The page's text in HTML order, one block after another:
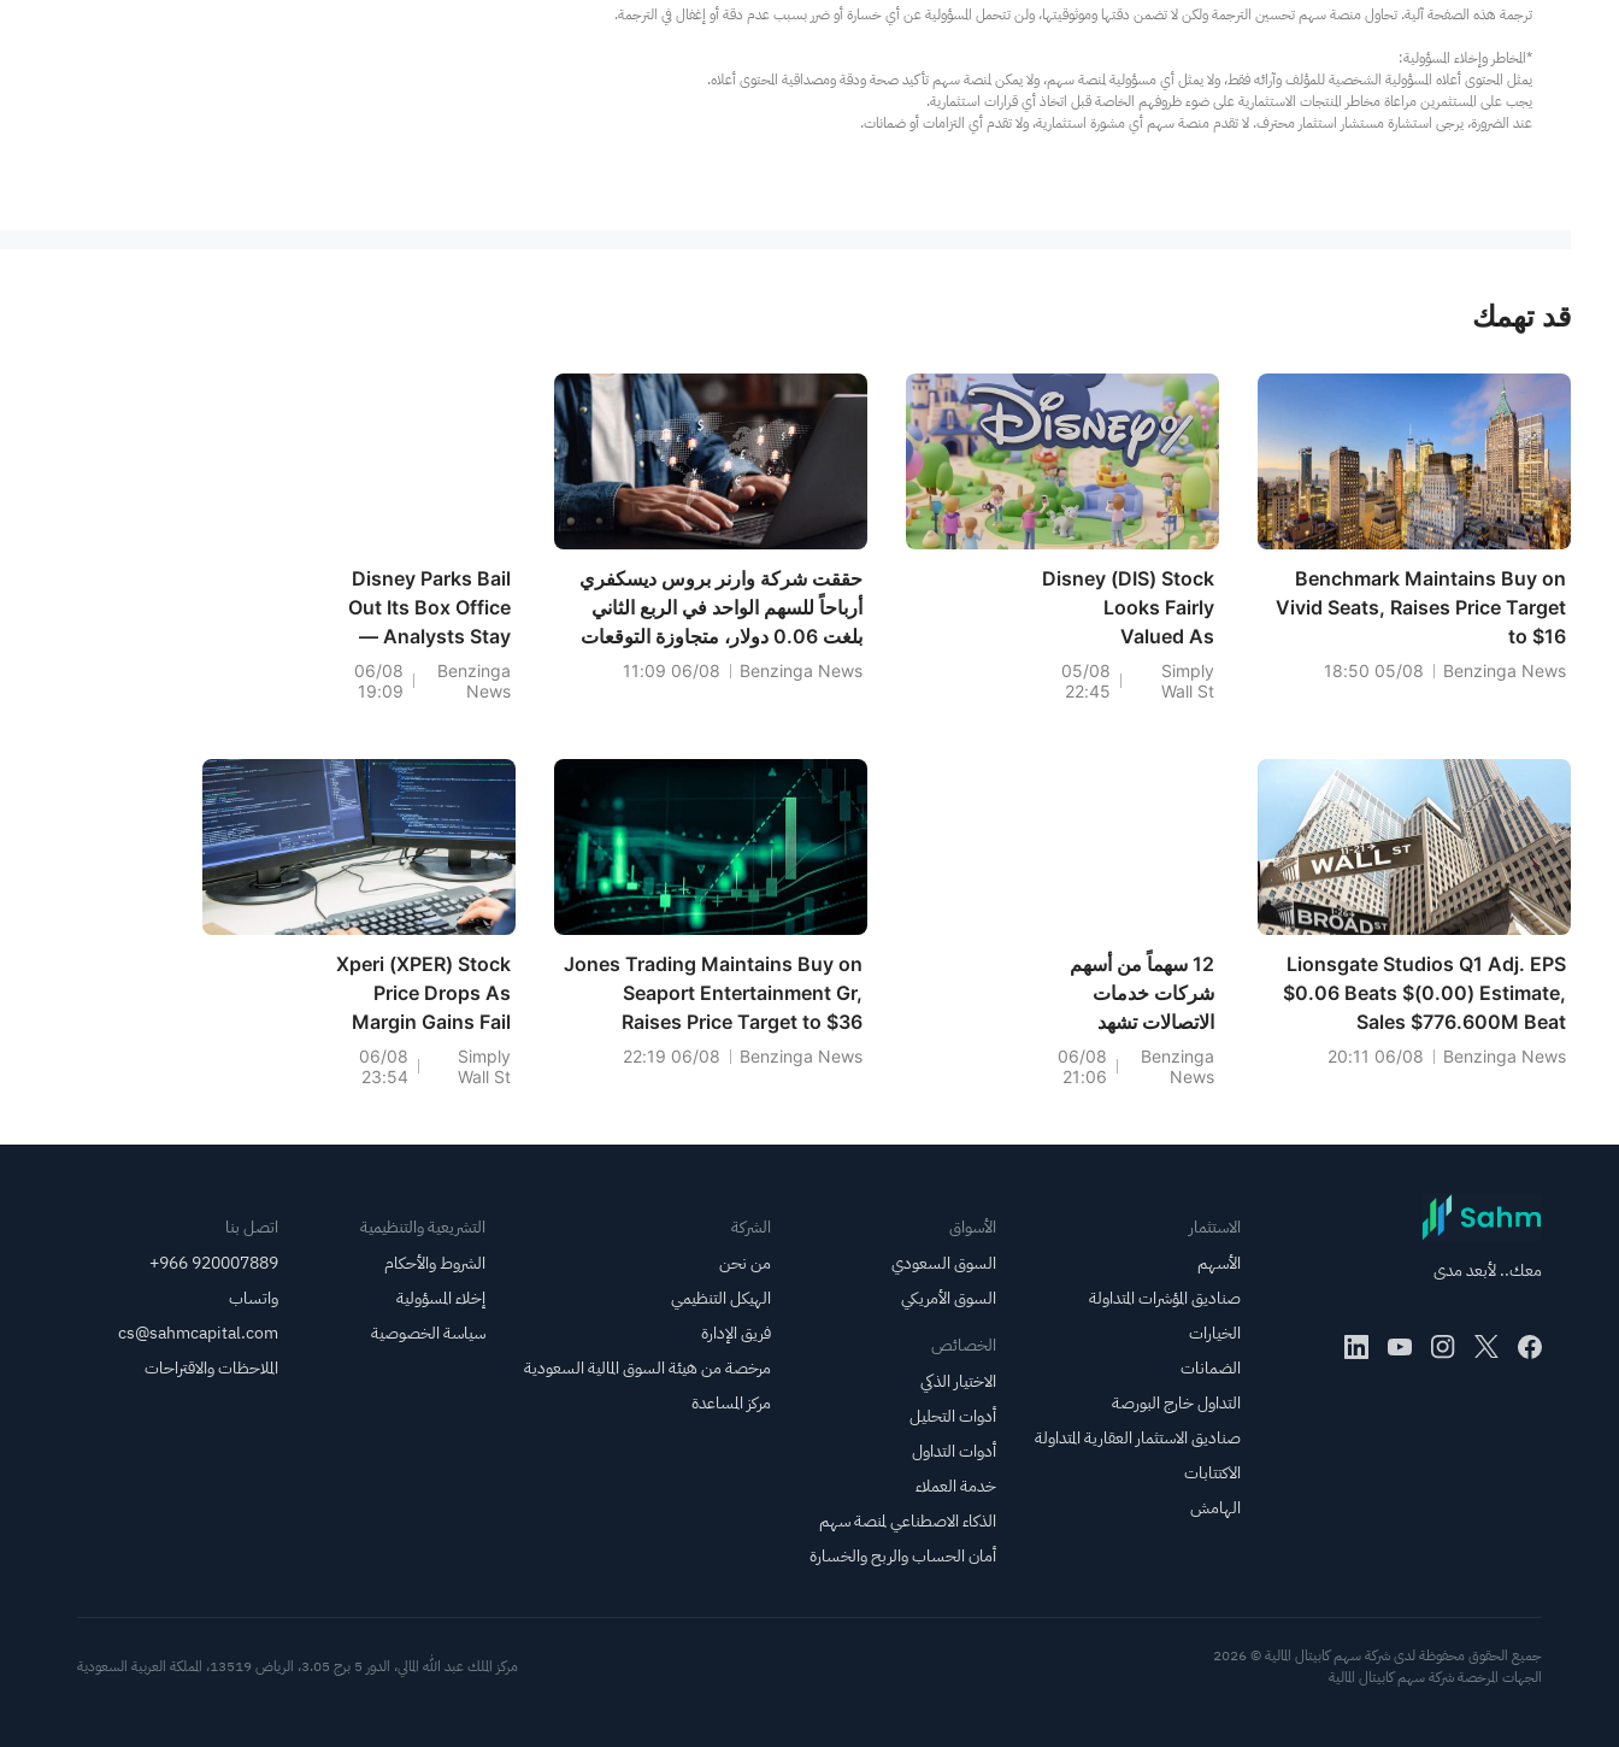
عند الضرورة، يرجى استشارة مستشار استثمار محترف. لا تقدم منصة سهم أي مشورة استثمارية، ولا تقدم أي التزامات أو ضمانات.
قد تهمك
Benchmark Maintains Buy on
Vivid Seats, Raises Price Target
to $16
Benzinga News
05/08 18:50
Disney (DIS) Stock
Looks Fairly
Valued As
Streaming And
Parks Lift Earnings
Simply
Wall St
05/08
22:45
حققت شركة وارنر بروس ديسكفري
أرباحاً للسهم الواحد في الربع الثاني
بلغت 0.06 دولار، متجاوزة التوقعات
بخسارة قدرها 0.13 دولار، بينما بلغت
Benzinga News
06/08 11:09
Disney Parks Bail
Out Its Box Office
— Analysts Stay
Bullish
Benzinga
News
06/08
19:09
Lionsgate Studios Q1 Adj. EPS
$0.06 Beats $(0.00) Estimate,
Sales $776.600M Beat
$698.830M Estimate
Benzinga News
06/08 20:11
12 سهماً من أسهم
شركات خدمات
الاتصالات تشهد
تحركات في جلسة
التداول بعد إغلاق
Benzinga
News
06/08
21:06
Jones Trading Maintains Buy on
Seaport Entertainment Gr,
Raises Price Target to $36
Benzinga News
06/08 22:19
Xperi (XPER) Stock
Price Drops As
Margin Gains Fail
To Convince
Simply
Wall St
06/08
23:54
معك.. لأبعد مدى
الاستثمار
الأسهم
صناديق المؤشرات المتداولة
الخيارات
الضمانات
التداول خارج البورصة
صناديق الاستثمار العقارية المتداولة
الاكتتابات
الهامش
الأسواق
السوق السعودي
السوق الأمريكي
الخصائص
الاختيار الذكي
أدوات التحليل
أدوات التداول
خدمة العملاء
الذكاء الاصطناعي لمنصة سهم
أمان الحساب والربح والخسارة
الشركة
من نحن
الهيكل التنظيمي
فريق الإدارة
مرخصة من هيئة السوق المالية السعودية
مركز المساعدة
التشريعية والتنظيمية
الشروط والأحكام
إخلاء المسؤولية
سياسة الخصوصية
اتصل بنا
+966 920007889
واتساب
cs@sahmcapital.com
الملاحظات والاقتراحات
جميع الحقوق محفوظة لدى شركة سهم كابيتال المالية © 2026
الجهات المرخصة شركة سهم كابيتال المالية
مركز الملك عبد الله المالي، الدور 5 برج 3.05، الرياض 13519، المملكة العربية السعودية